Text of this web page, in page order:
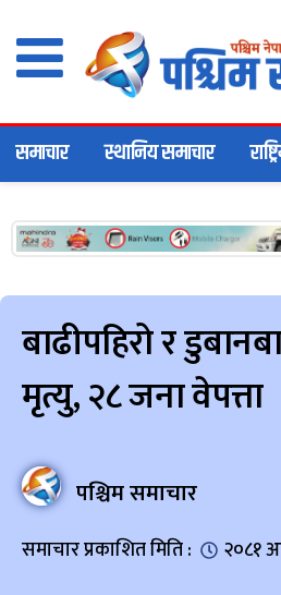
समाचार स्थानिय समाचार
बाढीपहिरो र
मृत्यु, २८ जना वेपत्ता
पश्चिम समाचार
समाचार प्रकाशित मिति : २०८१